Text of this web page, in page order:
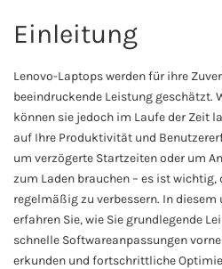
Einleitung
Lenovo-Laptops werden für ihre
beeindruckende Leistung geschätzt.
können sie jedoch im Laufe der Zeit
auf Ihre Produktivität und
um verzögerte Startzeiten oder um
zum Laden brauchen – es ist
regelmäßig zu verbessern. In
erfahren Sie, wie Sie grundlegende
schnelle Softwareanpassungen
erkunden und fortschrittliche